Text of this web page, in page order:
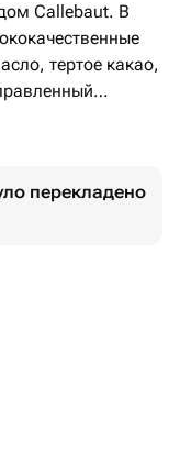
Callebaut. В
тертое какао,
перекладено